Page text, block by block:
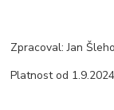
Zpracoval: Jan
Platnost od 1.9.2024